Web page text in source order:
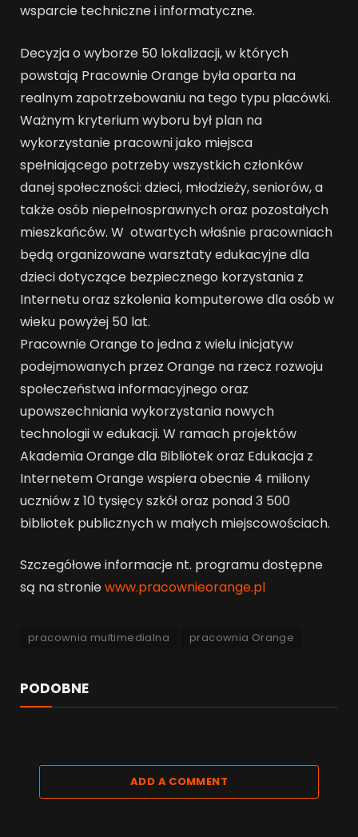
wsparcie techniczne i informatyczne.
Decyzja o wyborze 50 lokalizacji, w których
powstają Pracownie Orange była oparta na
realnym zapotrzebowaniu na tego typu placówki.
Ważnym kryterium wyboru był plan na
wykorzystanie pracowni jako miejsca
spełniającego potrzeby wszystkich członków
danej społeczności: dzieci, młodzieży, seniorów, a
także osób niepełnosprawnych oraz pozostałych
mieszkańców. W otwartych właśnie pracowniach
będą organizowane warsztaty edukacyjne dla
dzieci dotyczące bezpiecznego korzystania z
Internetu oraz szkolenia komputerowe dla osób w
wieku powyżej 50 lat.
Pracownie Orange to jedna z wielu inicjatyw
podejmowanych przez Orange na rzecz rozwoju
społeczeństwa informacyjnego oraz
upowszechniania wykorzystania nowych
technologii w edukacji. W ramach projektów
Akademia Orange dla Bibliotek oraz Edukacja z
Internetem Orange wspiera obecnie 4 miliony
uczniów z 10 tysięcy szkół oraz ponad 3 500
bibliotek publicznych w małych miejscowościach.
Szczegółowe informacje nt. programu dostępne
są na stroniewww.pracownieorange.pl
pracownia multimedialna pracownia Orange
PODOBNE
ADD A COMMENT